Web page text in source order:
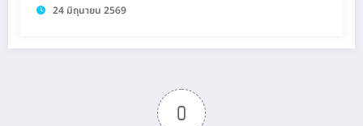
24 มิถุนายน 2569
0